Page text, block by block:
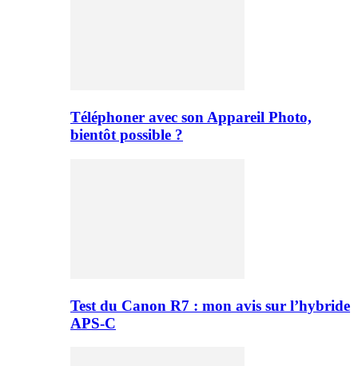
Téléphoner avec son Appareil Photo,
bientôt possible ?
Test du Canon R7 : mon avis sur l’hybride
APS-C